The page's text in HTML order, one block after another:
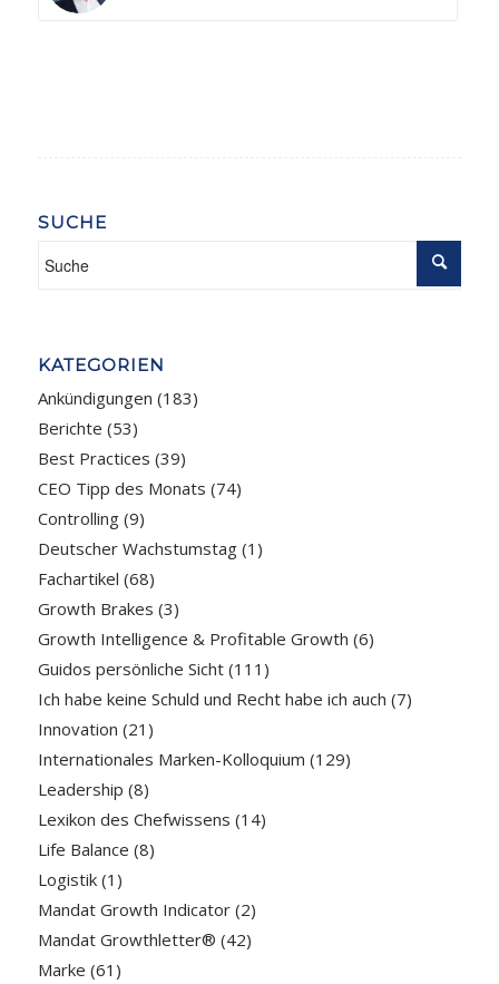
SUCHE
KATEGORIEN
Ankündigungen (183)
Berichte (53)
Best Practices (39)
CEO Tipp des Monats (74)
Controlling(9)
Deutscher Wachstumstag(1)
Fachartikel (68)
Growth Brakes (3)
Growth Intelligence & Profitable Growth (6)
Guidos persönliche Sicht(111)
Ich habe keine Schuld und Recht habe ich auch (7)
Innovation (21)
Internationales Marken-Kolloquium (129)
Leadership (8)
Lexikon des Chefwissens (14)
Life Balance (8)
Logistik(1)
Mandat Growth Indicator(2)
Mandat Growthletter® (42)
Marke (61)